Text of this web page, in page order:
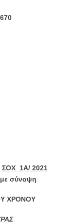
ΣΟΧ 1Α/ 2021
σύναψη
ΧΡΟΝΟΥ